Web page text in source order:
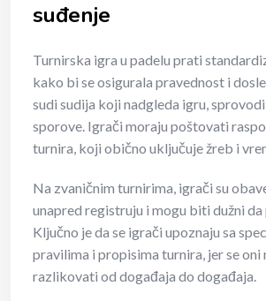
suđenje
Turnirska igra u padelu prati
kako bi se osigurala pravednost i
sudi sudija koji nadgleda igru,
sporove. Igrači moraju poštovati
turnira, koji obično uključuje žreb i
Na zvaničnim turnirima, igrači su
unapred registruju i mogu biti dužni
Ključno je da se igrači upoznaju sa
pravilima i propisima turnira, jer se oni
razlikovati od događaja do događaja.